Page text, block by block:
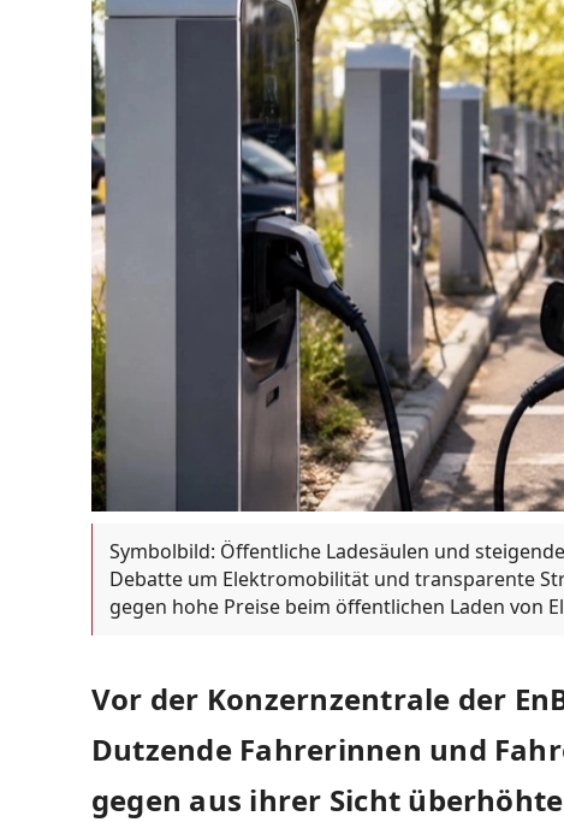
Symbolbild: Öffentliche Ladesäulen und
Debatte um Elektromobilität und transparente
gegen hohe Preise beim öffentlichen Laden von
Vor der Konzernzentrale der
Dutzende Fahrerinnen und
gegen aus ihrer Sicht